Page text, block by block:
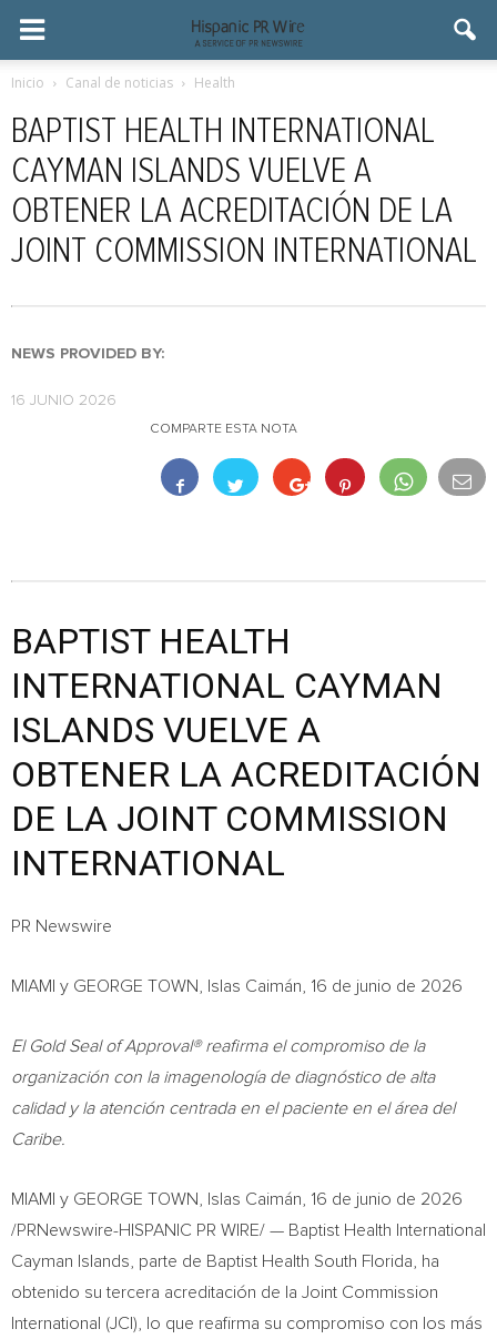
Inicio Canal de noticias Health
BAPTIST HEALTH INTERNATIONAL
CAYMAN ISLANDS VUELVE A
OBTENER LA ACREDITACIÓN DE LA
JOINT COMMISSION INTERNATIONAL
NEWS PROVIDED BY:
16 JUNIO 2026
COMPARTE ESTA NOTA
BAPTIST HEALTH
INTERNATIONAL CAYMAN
ISLANDS VUELVE A
OBTENER LA ACREDITACIÓN
DE LA JOINT COMMISSION
INTERNATIONAL
PR Newswire
MIAMI y GEORGE TOWN, Islas Caimán, 16 de junio de 2026
El Gold Seal of Approval® reafirma el compromiso de la
organización con la imagenología de diagnóstico de alta
calidad y la atención centrada en el paciente en el área del
Caribe.
MIAMI y GEORGE TOWN, Islas Caimán
16 de junio de 2026
/PRNewswire-HISPANIC PR WIRE/ — Baptist Health International
Cayman Islands, parte de Baptist Health South Florida, ha
obtenido su tercera acreditación de la Joint Commission
International (JCI), lo que reafirma su compromiso con los más